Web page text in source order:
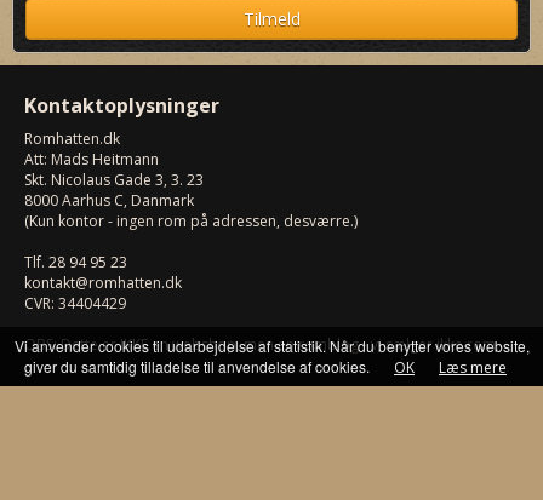
Kontaktoplysninger
Romhatten.dk
Att: Mads Heitmann
Skt. Nicolaus Gade 3, 3. 23
8000Aarhus C, Danmark
(Kun kontor - ingen rom på adressen, desværre.)
Tlf. 28 94 95 23
kontakt@romhatten.dk
CVR: 34404429
OBS: Dette er IKKE en webshop, men en romblog - vi sælger ikke rom.
Har du læst denne?
Vi anvender cookies til udarbejdelse af statistik. Når du benytter vores website,
giver du samtidig tilladelse til anvendelse af cookies.
OK Læs mere